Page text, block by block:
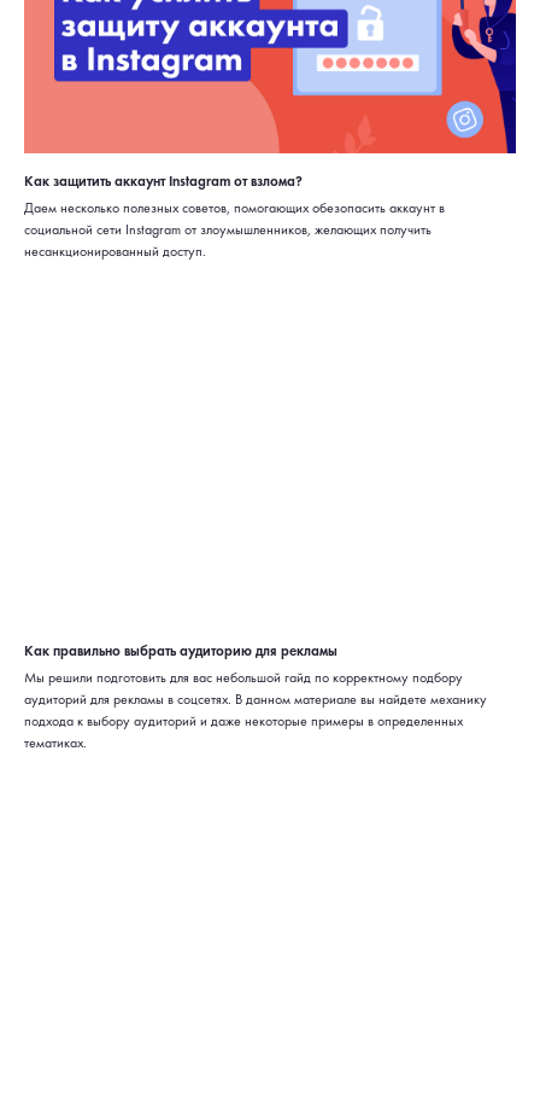
Как защитить аккаунт Instagram от взлома?
Даем несколько полезных советов, помогающих обезопасить аккаунт в
социальной сети Instagram от злоумышленников, желающих получить
несанкционированный доступ.
Как правильно выбрать аудиторию для рекламы
Мы решили подготовить для вас небольшой гайд по корректному подбору
аудиторий для рекламы в соцсетях. В данном материале вы найдете механику
подхода к выбору аудиторий и даже некоторые примеры в определенных
тематиках.